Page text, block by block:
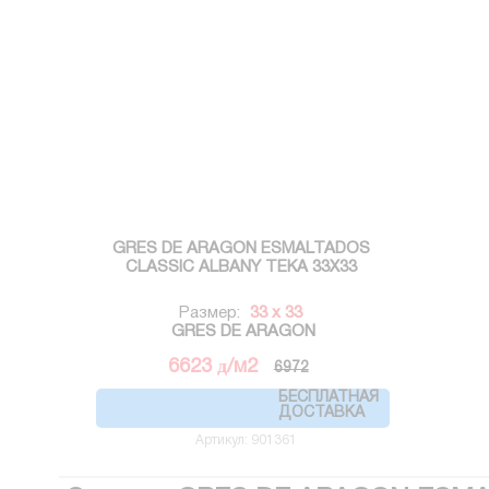
GRES DE ARAGON ESMALTADOS
CLASSIC ALBANY TEKA 33X33
Размер:
33 x 33
GRES DE ARAGON
6623 д/м2 6972
БЕСПЛАТНАЯ
ДОСТАВКА
Артикул: 901361